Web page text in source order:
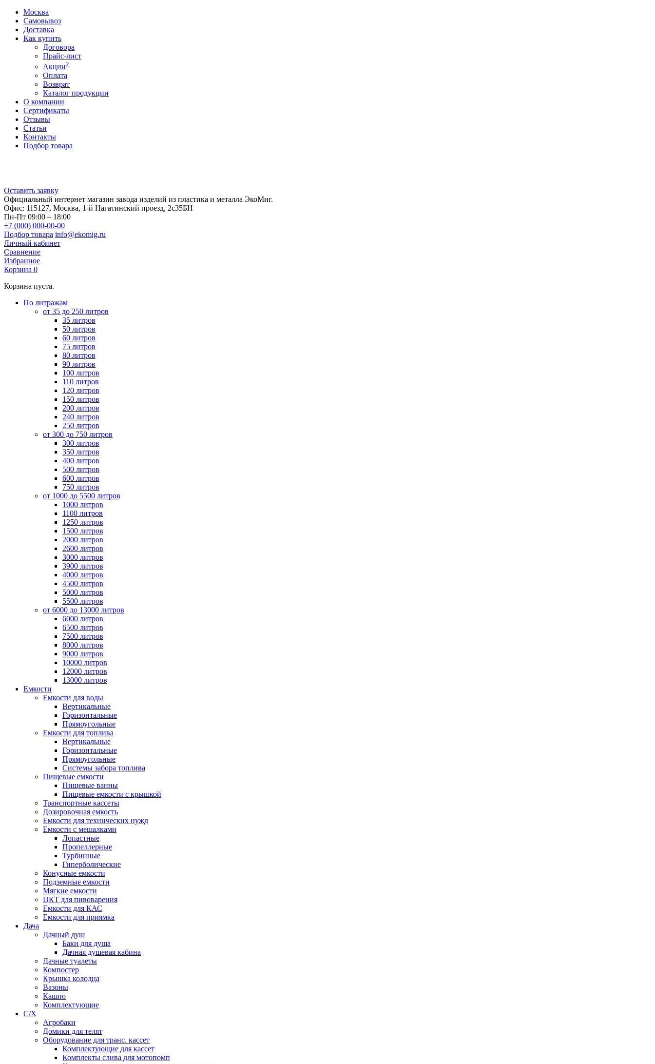
Москва
Самовывоз
Доставка
Как купить
Договора
Прайс-лист
Акции2
Оплата
Возврат
Каталог продукции
О компании
Сертификаты
Отзывы
Статьи
Контакты
Подбор товара
Оставить заявку
Официальный интернет магазин завода изделий из пластика и металла ЭкоМиг.
Офис: 115127, Москва, 1-й Нагатинский проезд, 2с35БН
Пн-Пт 09:00 – 18:00
+7 (000) 000-00-00
Подбор товара info@ekomig.ru
Личный кабинет
Сравнение
Избранное
Корзина 0
Корзина пуста.
По литражам
от 35 до 250 литров
35 литров
50 литров
60 литров
75 литров
80 литров
90 литров
100 литров
110 литров
120 литров
150 литров
200 литров
240 литров
250 литров
от 300 до 750 литров
300 литров
350 литров
400 литров
500 литров
600 литров
750 литров
от 1000 до 5500 литров
1000 литров
1100 литров
1250 литров
1500 литров
2000 литров
2600 литров
3000 литров
3900 литров
4000 литров
4500 литров
5000 литров
5500 литров
от 6000 до 13000 литров
6000 литров
6500 литров
7500 литров
8000 литров
9000 литров
10000 литров
12000 литров
13000 литров
Емкости
Емкости для воды
Вертикальные
Горизонтальные
Прямоугольные
Емкости для топлива
Вертикальные
Горизонтальные
Прямоугольные
Системы забора топлива
Пищевые емкости
Пищевые ванны
Пищевые емкости с крышкой
Транспортные кассеты
Дозировочная емкость
Емкости для технических нужд
Емкости с мешалками
Лопастные
Пропеллерные
Турбинные
Гиперболические
Конусные емкости
Подземные емкости
Мягкие емкости
ЦКТ для пивоварения
Емкости для КАС
Емкости для приямка
Дача
Дачный душ
Баки для душа
Дачная душевая кабина
Дачные туалеты
Компостер
Крышка колодца
Вазоны
Кашпо
Комплектующие
С/Х
Агробаки
Домики для телят
Оборудование для транс. кассет
Комплектующие для кассет
Комплекты слива для мотопомп